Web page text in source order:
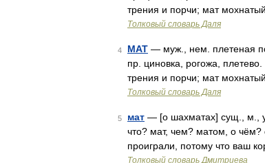
трения и порчи; мат
Толковый словарь Даля
4 МАТ — муж., нем. плетеная
пр. циновка, рогожа,
трения и порчи; мат
Толковый словарь Даля
5 мат — [о шахматах] сущ., м.,
что? мат, чем? матом, о
проиграли, потому что ваш
Толковый словарь Дмитриева